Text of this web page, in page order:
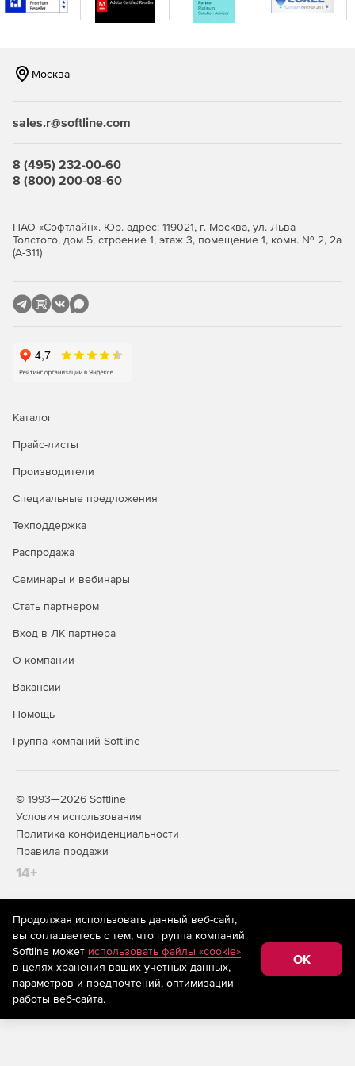
китайского и японского языков используется набор
двухбайтных символов.
файлов и папок для быстрого доступа к ним. Более
Поддержка атрибутов файлов Unix через расширение
оболочки Explorer и командную строку.
в зависимости от расширения файла.
Москва
sales.r@softline.com
8 (495) 232-00-60
8 (800) 200-08-60
ПАО «Софтлайн». Юр. адрес: 119021, г. Москва, ул. Льва
Толстого, дом 5, строение 1, этаж 3, помещение 1, комн. № 2, 2а
(А-311)
Каталог
Прайс-листы
Производители
Специальные предложения
Техподдержка
Распродажа
Семинары и вебинары
Стать партнером
Вход в ЛК партнера
О компании
Вакансии
Помощь
Группа компаний Softline
© 1993—2026 Softline
Условия использования
Политика конфиденциальности
Правила продажи
14+
На информационном ресурсе store.softline.ru применяются
рекомендательные технологии(информационные технологии
предоставления информации на основе сбора,
систематизации и анализа сведений, относящихся к
предпочтениям пользователей сети «Интернет»,
находящихся на территории Российской Федерации)
Продолжая использовать данный веб-сайт,
вы соглашаетесь с тем, что группа компаний
Softline может использовать файлы «cookie»
в целях хранения ваших учетных данных,
параметров и предпочтений, оптимизации
работы веб-сайта.
OK